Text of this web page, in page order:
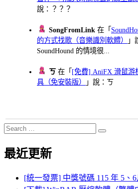
說：？？？
SongFromLink 在「
的方式找歌（音樂識別軟體）
」
SoundHound 的情境很...
ㄎ 在「 [免費] AniFX 滑鼠游
具（免安裝版）
」說：ㄎ
Search
for:
Search
最近更新
[統一發票] 中獎號碼 115 年 5、6